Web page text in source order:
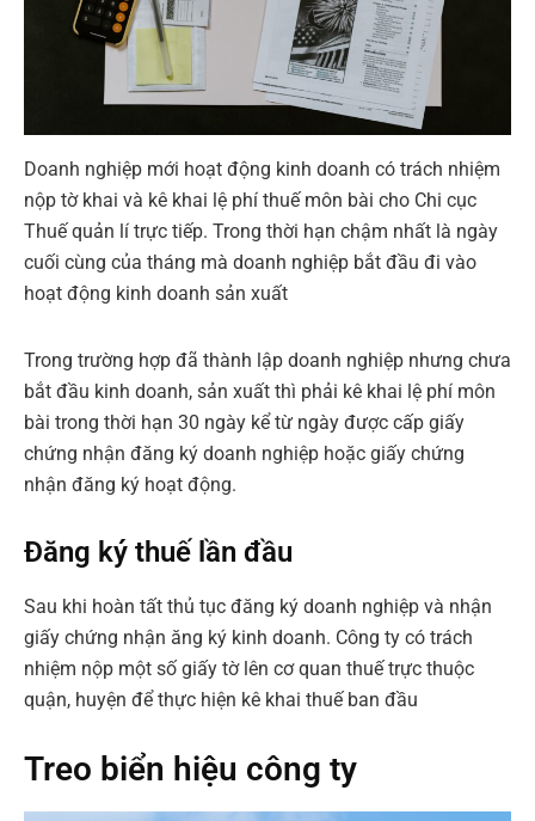
Doanh nghiệp mới hoạt động kinh doanh có trách nhiệm
nộp tờ khai và kê khai lệ phí thuế môn bài cho Chi cục
Thuế quản lí trực tiếp. Trong thời hạn chậm nhất là ngày
cuối cùng của tháng mà doanh nghiệp bắt đầu đi vào
hoạt động kinh doanh sản xuất
Trong trường hợp đã thành lập doanh nghiệp nhưng chưa
bắt đầu kinh doanh, sản xuất thì phải kê khai lệ phí môn
bài trong thời hạn 30 ngày kể từ ngày được cấp giấy
chứng nhận đăng ký doanh nghiệp hoặc giấy chứng
nhận đăng ký hoạt động.
Đăng ký thuế lần đầu
Sau khi hoàn tất thủ tục đăng ký doanh nghiệp và nhận
giấy chứng nhận ăng ký kinh doanh. Công ty có trách
nhiệm nộp một số giấy tờ lên cơ quan thuế trực thuộc
quận, huyện để thực hiện kê khai thuế ban đầu
Treo biển hiệu công ty